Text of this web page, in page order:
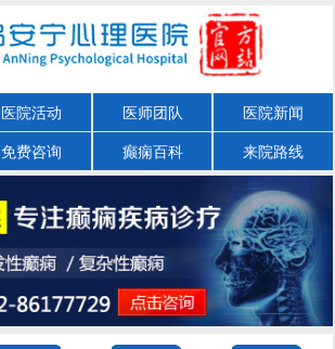
医院活动 医师团队 医院新闻
免费咨询 癫痫百科 来院路线